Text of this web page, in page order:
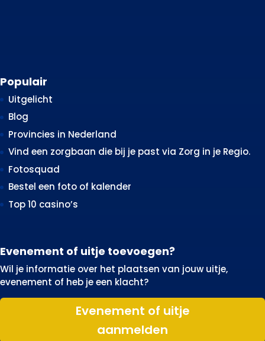
Populair
Uitgelicht
Blog
Provincies in Nederland
Vind een zorgbaan die bij je past via Zorg in je Regio.
Fotosquad
Bestel een foto of kalender
Top 10 casino’s
Evenement of uitje toevoegen?
Wil je informatie over het plaatsen van jouw uitje,
evenement of heb je een klacht?
Evenement of uitje
aanmelden